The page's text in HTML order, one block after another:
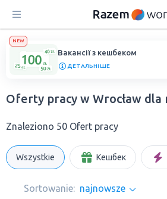
NEW
Вакансії з кешбеком
ДЕТАЛЬНІШЕ
Oferty pracy w Wrocław dla
Znaleziono 50 Ofert pracy
Wszystkie Кешбек
Sortowanie: najnowsze